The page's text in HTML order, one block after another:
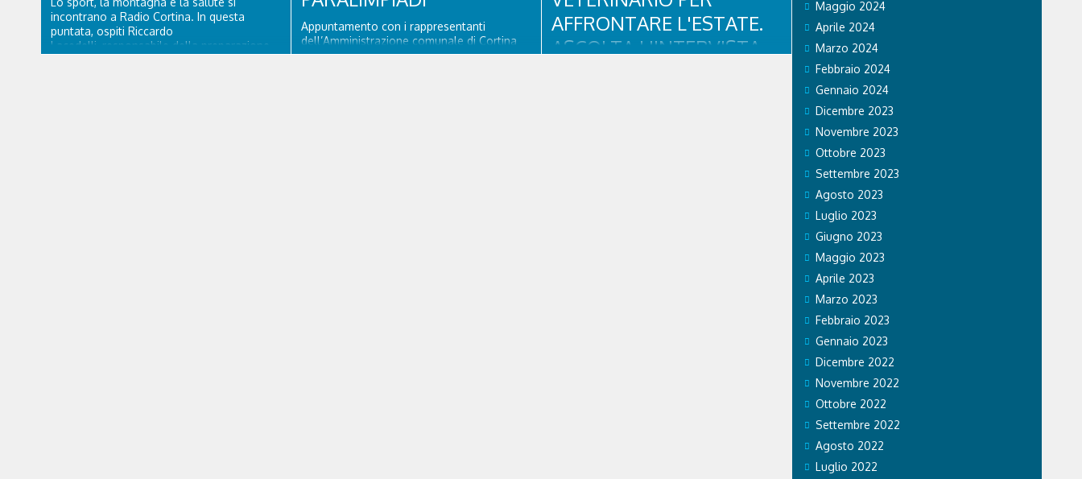
incontrano a Radio Cortina. In questa
puntata, ospiti Riccardo
Lacedelli, responsabile della preparazione
Appuntamento con i rappresentanti
dell’Amministrazione comunale di Cortina
d’Ampezzo. Oggi interviene nel “Gran
AFFRONTARE L'ESTATE.
ASCOLTA L'INTERVISTA
Maggio 2024
Aprile 2024
Marzo 2024
Febbraio 2024
Gennaio 2024
Dicembre 2023
Novembre 2023
Ottobre 2023
Settembre 2023
Agosto 2023
Luglio 2023
Giugno 2023
Maggio 2023
Aprile 2023
Marzo 2023
Febbraio 2023
Gennaio 2023
Dicembre 2022
Novembre 2022
Ottobre 2022
Settembre 2022
Agosto 2022
Luglio 2022